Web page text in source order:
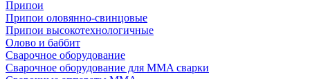
Припои
Припои оловянно-свинцовые
Припои высокотехнологичные
Олово и баббит
Сварочное оборудование
Сварочное оборудование для MMA сварки